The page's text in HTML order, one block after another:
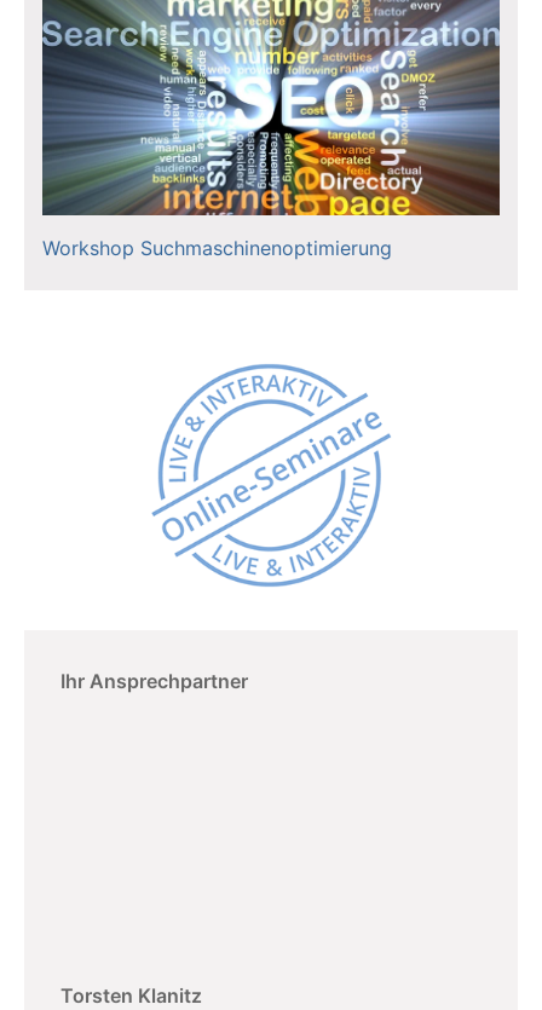
Workshop Suchmaschinenoptimierung
Ihr Ansprechpartner
Torsten Klanitz